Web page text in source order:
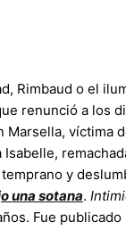
Rimbaud o el
renunció a los
Marsella, víctima
y
una sotana.
Fue